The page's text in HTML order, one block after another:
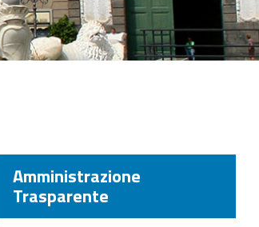
Amministrazione
Trasparente